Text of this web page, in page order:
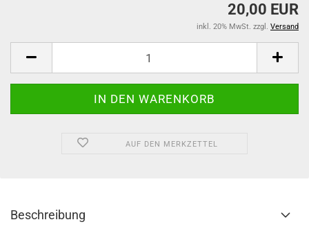
20,00 EUR
inkl. 20% MwSt. zzgl. Versand
AUF DEN MERKZETTEL
Beschreibung